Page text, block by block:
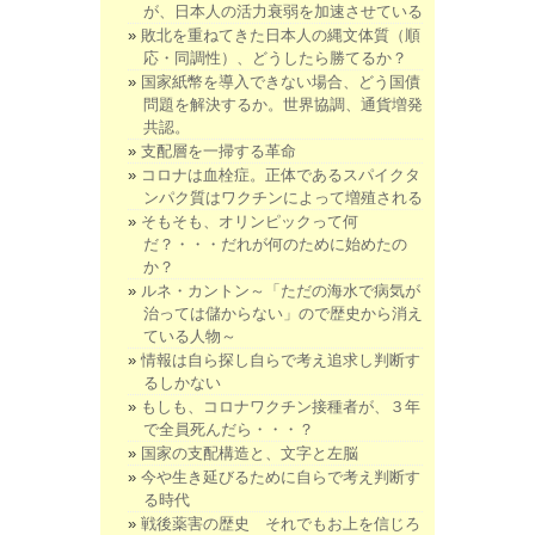
が、日本人の活力衰弱を加速させている
敗北を重ねてきた日本人の縄文体質（順
応・同調性）、どうしたら勝てるか？
国家紙幣を導入できない場合、どう国債
問題を解決するか。世界協調、通貨増発
共認。
支配層を一掃する革命
コロナは血栓症。正体であるスパイクタ
ンパク質はワクチンによって増殖される
そもそも、オリンピックって何
だ？・・・だれが何のために始めたの
か？
ルネ・カントン～「ただの海水で病気が
治っては儲からない」ので歴史から消え
ている人物～
情報は自ら探し自らで考え追求し判断す
るしかない
もしも、コロナワクチン接種者が、３年
で全員死んだら・・・？
国家の支配構造と、文字と左脳
今や生き延びるために自らで考え判断す
る時代
戦後薬害の歴史 それでもお上を信じろ